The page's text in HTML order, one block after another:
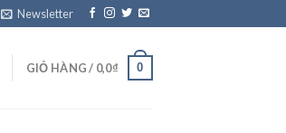
Newsletter
GIỎ HÀNG / 0,0₫ 0